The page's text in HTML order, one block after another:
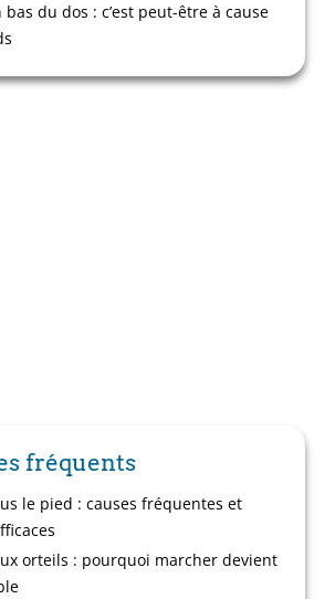
du dos : c’est peut-être à cause
fréquents
le pied : causes fréquentes et
orteils : pourquoi marcher devient